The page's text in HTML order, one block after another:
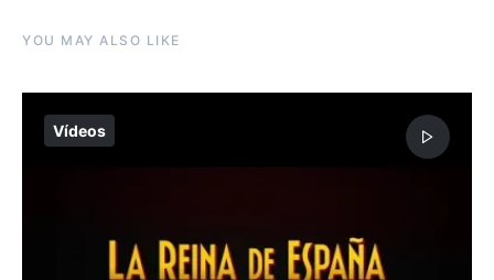
YOU MAY ALSO LIKE
Vídeos